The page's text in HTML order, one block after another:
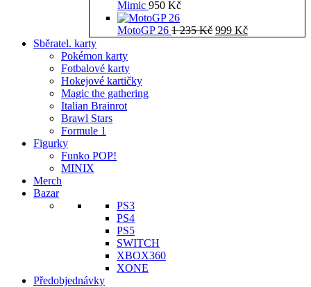
Mimic 950 Kč
MotoGP 26 1 235Kč Původní
999 KčAktuální
Sběratel. karty
Pokémon karty
Fotbalové karty
Hokejové kartičky
Magic the gathering
Italian Brainrot
Brawl Stars
Formule 1
Figurky
Funko POP!
MINIX
Merch
Bazar
PS3
PS4
PS5
SWITCH
XBOX360
XONE
Předobjednávky